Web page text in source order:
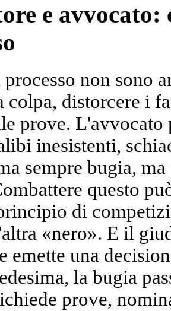
e avvocato:
non sono
colpa, distorcere i
prove. L'avvocato
inesistenti,
sempre bugia,
questo
di
«nero». E il
emette una
la bugia
prove,